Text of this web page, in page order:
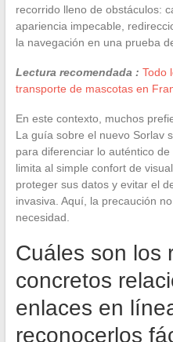
recorrido lleno de obstáculos:
apariencia impecable,
la navegación en una prueba
Lectura recomendada : Todo
transporte de mascotas en
En este contexto, muchos
La guía sobre el nuevo Sorlav
para diferenciar lo auténtico
limita al simple confort de
proteger sus datos y evitar el
invasiva. Aquí, la precaución
necesidad.
Cuáles son los
concretos
enlaces en
reconocerlos